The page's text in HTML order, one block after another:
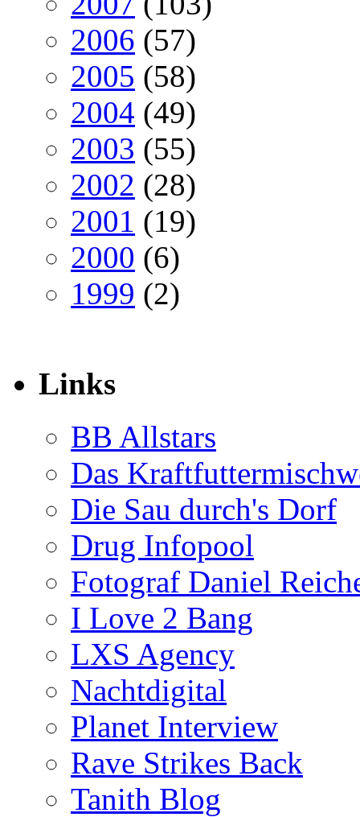
2006 (57)
2005 (58)
2004 (49)
2003 (55)
2002 (28)
2001 (19)
2000 (6)
1999 (2)
Links
BB Allstars
Das
Die Sau durch's Dorf
Drug Infopool
Fotograf Daniel
I Love 2 Bang
LXS Agency
Nachtdigital
Planet Interview
Rave Strikes Back
Tanith Blog